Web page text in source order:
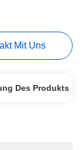
Mit Uns
Des Produkts